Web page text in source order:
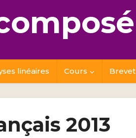
linéaires Cours Brevet
2013